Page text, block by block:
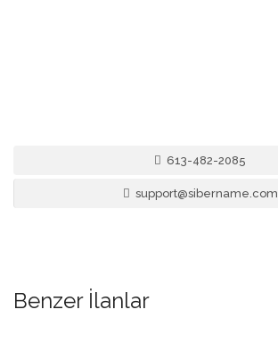
613-482-2085
support@sibername.com
Benzer İlanlar